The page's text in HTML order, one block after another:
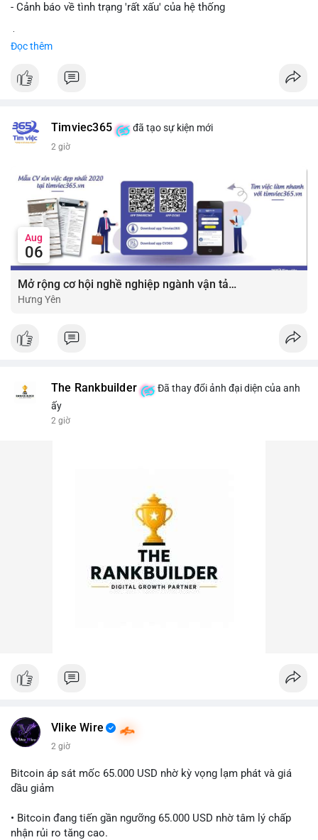
- Cảnh báo về tình trạng 'rất xấu' của hệ thống
Đọc thêm
Timviec365 đã tạo sự kiện mới
2 giờ
Aug
06
Mở rộng cơ hội nghề nghiệp ngành vận tải - lái xe với mức lương bứt phá ?
Hưng Yên
The Rankbuilder
Đã thay đổi ảnh đại diện của anh
ấy
2 giờ
Vlike Wire
2 giờ
Bitcoin áp sát mốc 65.000 USD nhờ kỳ vọng lạm phát và giá
dầu giảm
• Bitcoin đang tiến gần ngưỡng 65.000 USD nhờ tâm lý chấp
nhận rủi ro tăng cao.